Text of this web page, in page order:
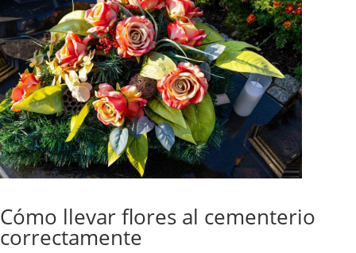
Cómo llevar flores al cementerio
correctamente